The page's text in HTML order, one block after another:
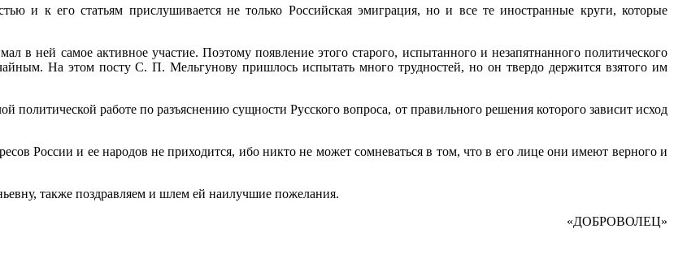
и к его статьям прислушивается не только Российская эмиграция, но и все те иностранные круги, которые
ней самое активное участие. Поэтому появление этого старого, испытанного и незапятнанного политического
На этом посту С. П. Мельгунову пришлось испы­тать много трудностей, но он твердо держится взятого им
работе по разъяснению сущности Русского вопроса, от пра­вильного решения которого зависит исход
России и ее народов не приходится, ибо никто не может сомневаться в том, что в его лице они имеют верного и
также поздравляем и шлем ей наилучшие пожелания.
«ДОБРОВОЛЕЦ»